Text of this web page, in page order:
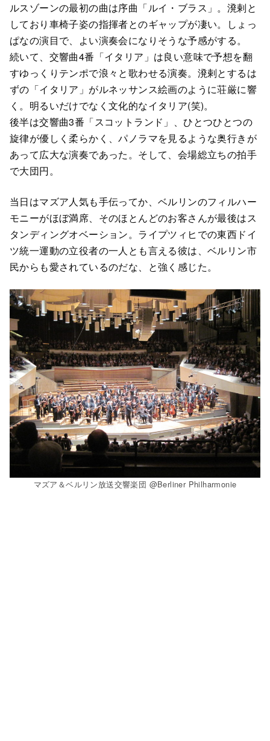
ルスゾーンの最初の曲は序曲「ルイ・ブラス」。溌剌と
しており車椅子姿の指揮者とのギャップが凄い。しょっ
ぱなの演目で、よい演奏会になりそうな予感がする。
続いて、交響曲4番「イタリア」は良い意味で予想を翻
すゆっくりテンポで浪々と歌わせる演奏。溌剌とするは
ずの「イタリア」がルネッサンス絵画のように荘厳に響
く。明るいだけでなく文化的なイタリア(笑)。
後半は交響曲3番「スコットランド」、ひとつひとつの
旋律が優しく柔らかく、パノラマを見るような奥行きが
あって広大な演奏であった。そして、会場総立ちの拍手
で大団円。
当日はマズア人気も手伝ってか、ベルリンのフィルハー
モニーがほぼ満席、そのほとんどのお客さんが最後はス
タンディングオベーション。ライプツィヒでの東西ドイ
ツ統一運動の立役者の一人とも言える彼は、ベルリン市
民からも愛されているのだな、と強く感じた。
マズア＆ベルリン放送交響楽団 @Berliner Philharmonie